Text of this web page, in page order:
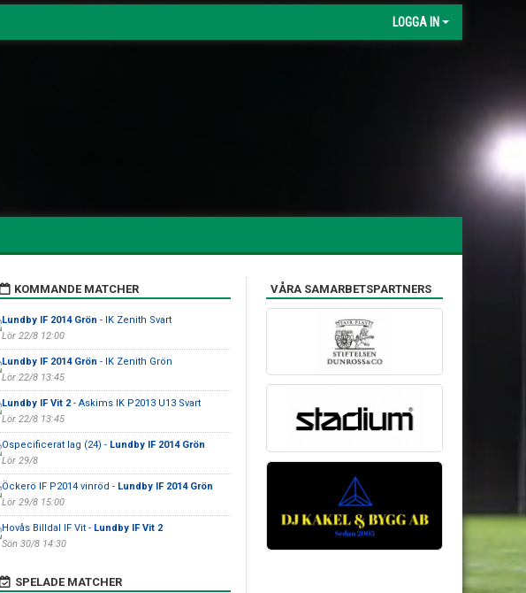
LOGGA IN
KOMMANDE MATCHER
Lundby IF 2014 Grön - IK Zenith Svart
Lör 22/8 12:00
Lundby IF 2014 Grön - IK Zenith Grön
Lör 22/8 13:45
Lundby IF Vit 2- Askims IK P2013 U13 Svart
Lör 22/8 13:45
Ospecificerat lag (24) - Lundby IF 2014 Grön
Lör 29/8
Öckerö IF P2014 vinröd - Lundby IF 2014 Grön
Lör 29/8 15:00
Hovås Billdal IF Vit - Lundby IF Vit 2
Sön 30/8 14:30
SPELADE MATCHER
VÅRA SAMARBETSPARTNERS